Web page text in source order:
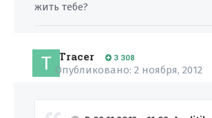
жить тебе?
Tracer 3 308
Опубликовано: 2 ноября, 2012